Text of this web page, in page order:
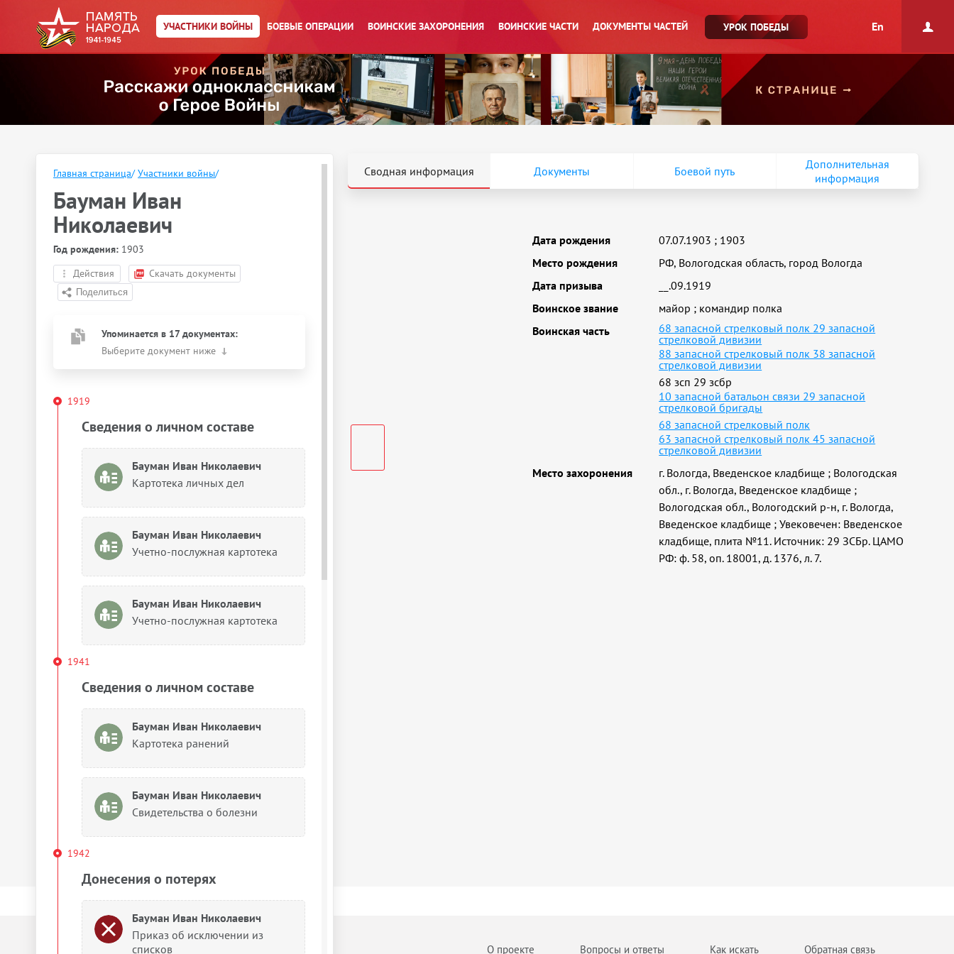
УЧАСТНИКИ ВОЙНЫ БОЕВЫЕ ОПЕРАЦИИ ВОИНСКИЕ ЗАХОРОНЕНИЯ ВОИНСКИЕ ЧАСТИ ДОКУМЕНТЫ ЧАСТЕЙ УРОК ПОБЕДЫ En
Главная страница/ Участники войны/
Бауман Иван
Николаевич
Год рождения: 1903
Действия
Скачать документы
Упоминается в 17 документах:
Выберите документ ниже
1919
Сведения о личном составе
Бауман Иван Николаевич
Картотека личных дел
Бауман Иван Николаевич
Учетно-послужная картотека
Бауман Иван Николаевич
Учетно-послужная картотека
1941
Сведения о личном составе
Бауман Иван Николаевич
Картотека ранений
Бауман Иван Николаевич
Свидетельства о болезни
1942
Донесения о потерях
Бауман Иван Николаевич
Приказ об исключении из
списков
Сводная информация Документы Боевой путь
Дополнительная
информация
Дата рождения 07.07.1903 ; 1903
Место рождения
РФ, Вологодская область, город Вологда
Дата призыва
__.09.1919
Воинское звание
майор ; командир полка
Воинская часть
68 запасной стрелковый полк 29 запасной
стрелковой дивизии
88 запасной стрелковый полк 38 запасной
стрелковой дивизии
68 зсп 29 зсбр
10 запасной батальон связи 29 запасной
стрелковой бригады
68 запасной стрелковый полк
63 запасной стрелковый полк 45 запасной
стрелковой дивизии
Место захоронения
г. Вологда, Введенское кладбище ; Вологодская
обл., г. Вологда, Введенское кладбище ;
Вологодская обл., Вологодский р-н, г. Вологда,
Введенское кладбище ;Увековечен: Введенское
кладбище, плита №11. Источник: 29 ЗСБр. ЦАМО
РФ: ф. 58, оп. 18001, д. 1376, л. 7.
О проекте Вопросы и ответы Как искать Обратная связь